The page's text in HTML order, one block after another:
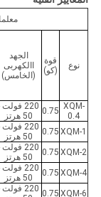
نوع
قوة
(كو)
الجهد
االكهربى
(الخامس)
XQM-
0.4
0.75
220
50 هرتز
XQM-1
0.75
220
50 هرتز
XQM-2
0.75
220
50 هرتز
XQM-4
0.75
220
50 هرتز
XQM-6
0.75
220